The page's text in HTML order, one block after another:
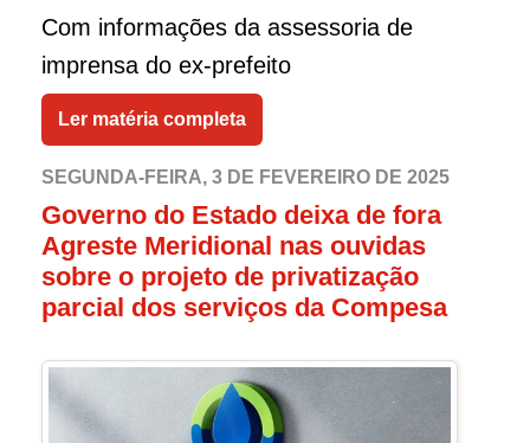
Com informações da assessoria de
imprensa do ex-prefeito
Ler matéria completa
SEGUNDA-FEIRA, 3 DE FEVEREIRO DE 2025
Governo do Estado deixa de fora
Agreste Meridional nas ouvidas
sobre o projeto de privatização
parcial dos serviços da Compesa